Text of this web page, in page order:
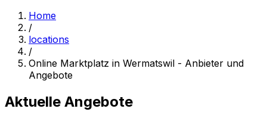
Home
/
locations
/
Online Marktplatz in Wermatswil - Anbieter und
Angebote
Aktuelle Angebote